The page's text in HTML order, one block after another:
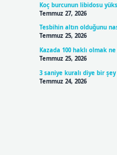
Koç burcunun libidosu
Temmuz 27, 2026
Tesbihin altın olduğunu
Temmuz 25, 2026
Kazada 100 haklı olmak
Temmuz 25, 2026
3 saniye kuralı diye bir şey
Temmuz 24, 2026